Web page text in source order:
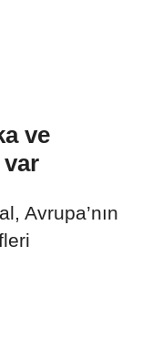
ve
Avrupa’nın